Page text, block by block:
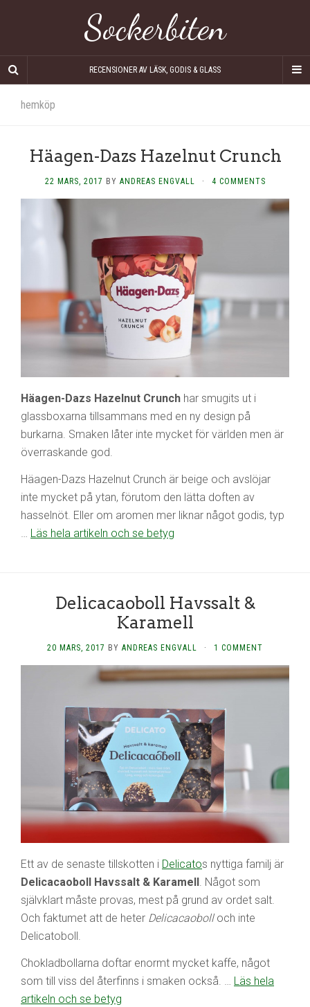
Sockerbiten
RECENSIONER AV LÄSK, GODIS & GLASS
hemköp
Häagen-Dazs Hazelnut Crunch
22 MARS, 2017 BY ANDREAS ENGVALL · 4 COMMENTS
Häagen-Dazs Hazelnut Crunch har smugits ut i
glassboxarna tillsammans med en ny design på
burkarna. Smaken låter inte mycket för världen men är
överraskande god.
Häagen-Dazs Hazelnut Crunch är beige och avslöjar
inte mycket på ytan, förutom den lätta doften av
hasselnöt. Eller om aromen mer liknar något godis, typ
Läs hela artikeln och se betyg
Delicacaoboll Havssalt &
Karamell
20 MARS, 2017 BY ANDREAS ENGVALL · 1 COMMENT
Ett av de senaste tillskotten i Delicatos nyttiga familj är
Delicacaoboll Havssalt & Karamell . Något som
självklart måste provas, mest på grund av ordet salt.
Och faktumet att de heter Delicacaobolloch inte
Delicatoboll.
Chokladbollarna doftar enormt mycket kaffe, något
som till viss del återfinns i smaken också. … Läs hela
artikeln och se betyg